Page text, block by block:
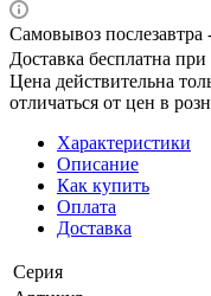
Самовывоз послезавтра
Доставка бесплатна при
Цена действительна
отличаться от цен в
Характеристики
Описание
Как купить
Оплата
Доставка
Серия